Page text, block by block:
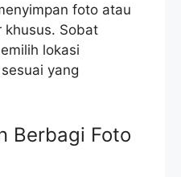
foto atau
khusus. Sobat
lokasi
yang
Berbagi Foto